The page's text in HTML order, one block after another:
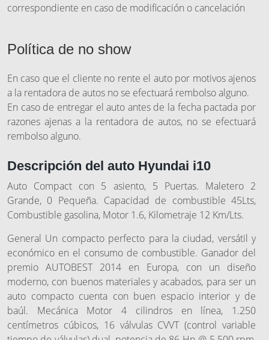
correspondiente en caso de modificación o cancelación
Política de no show
En caso que el cliente no rente el auto por motivos ajenos
a la rentadora de autos no se efectuará rembolso alguno.
En caso de entregar el auto antes de la fecha pactada por
razones ajenas a la rentadora de autos, no se efectuará
rembolso alguno.
Descripción del auto Hyundai i10
Auto Compact con 5 asiento, 5 Puertas. Maletero 2
Grande, 0 Pequeña. Capacidad de combustible 45Lts,
Combustible gasolina, Motor 1.6, Kilometraje 12 Km/Lts.
General Un compacto perfecto para la ciudad, versátil y
económico en el consumo de combustible. Ganador del
premio AUTOBEST 2014 en Europa, con un diseño
moderno, con buenos materiales y acabados, para ser un
auto compacto cuenta con buen espacio interior y de
baúl. Mecánica Motor 4 cilindros en línea, 1.250
centímetros cúbicos, 16 válvulas CVVT (control variable